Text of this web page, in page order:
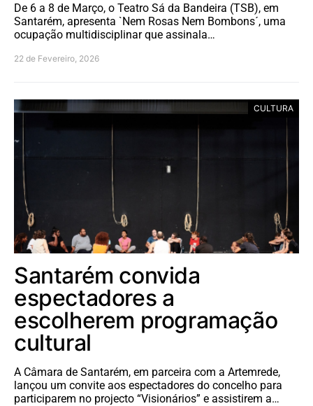
De 6 a 8 de Março, o Teatro Sá da Bandeira (TSB), em
Santarém, apresenta `Nem Rosas Nem Bombons´, uma
ocupação multidisciplinar que assinala…
22 de Fevereiro, 2026
CULTURA
Santarém convida
espectadores a
escolherem programação
cultural
A Câmara de Santarém, em parceira com a Artemrede,
lançou um convite aos espectadores do concelho para
participarem no projecto “Visionários” e assistirem a…